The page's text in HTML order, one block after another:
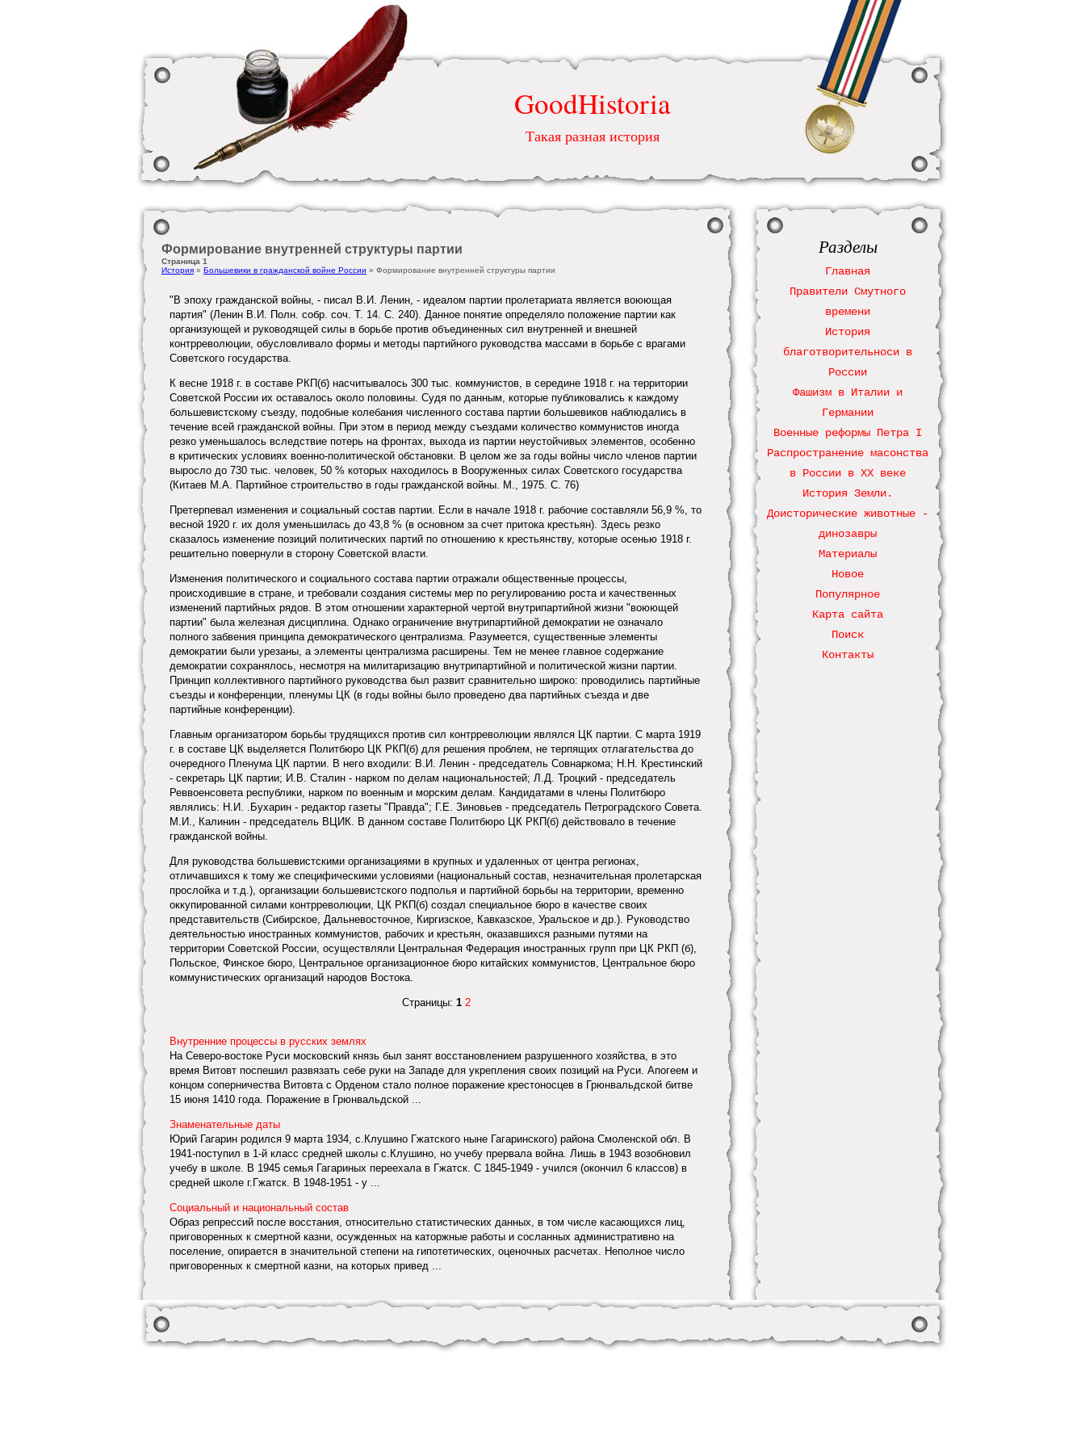
GoodHistoria
Такая разная история
Формирование внутренней структуры партии
Страница 1
История » Большевики в гражданской войне России » Формирование внутренней структуры партии
"В эпоху гражданской войны, - писал В.И. Ленин, - идеалом партии пролетариата является воюющая
партия" (Ленин В.И. Полн. собр. соч. Т. 14. С. 240). Данное понятие определяло положение партии как
организующей и руководящей силы в борьбе против объединенных сил внутренней и внешней
контрреволюции, обусловливало формы и методы партийного руководства массами в борьбе с врагами
Советского государства.
К весне 1918 г. в составе РКП(б) насчитывалось 300 тыс. коммунистов, в середине 1918 г. на территории
Советской России их оставалось около половины. Судя по данным, которые публиковались к каждому
большевистскому съезду, подобные колебания численного состава партии большевиков наблюдались в
течение всей гражданской войны. При этом в период между съездами количество коммунистов иногда
резко уменьшалось вследствие потерь на фронтах, выхода из партии неустойчивых элементов, особенно
в критических условиях военно-политической обстановки. В целом же за годы войны число членов партии
выросло до 730 тыс. человек, 50 % которых находилось в Вооруженных силах Советского государства
(Китаев М.А. Партийное строительство в годы гражданской войны. М., 1975. С. 76)
Претерпевал изменения и социальный состав партии. Если в начале 1918 г. рабочие составляли 56,9 %, то
весной 1920 г. их доля уменьшилась до 43,8 % (в основном за счет притока крестьян). Здесь резко
сказалось изменение позиций политических партий по отношению к крестьянству, которые осенью 1918 г.
решительно повернули в сторону Советской власти.
Изменения политического и социального состава партии отражали общественные процессы,
происходившие в стране, и требовали создания системы мер по регулированию роста и качественных
изменений партийных рядов. В этом отношении характерной чертой внутрипартийной жизни "воюющей
партии" была железная дисциплина. Однако ограничение внутрипартийной демократии не означало
полного забвения принципа демократического централизма. Разумеется, существенные элементы
демократии были урезаны, а элементы централизма расширены. Тем не менее главное содержание
демократии сохранялось, несмотря на милитаризацию внутрипартийной и политической жизни партии.
Принцип коллективного партийного руководства был развит сравнительно широко: проводились партийные
съезды и конференции, пленумы ЦК (в годы войны было проведено два партийных съезда и две
партийные конференции).
Главным организатором борьбы трудящихся против сил контрреволюции являлся ЦК партии. С марта 1919
г. в составе ЦК выделяется Политбюро ЦК РКП(б) для решения проблем, не терпящих отлагательства до
очередного Пленума ЦК партии. В него входили: В.И. Ленин - председатель Совнаркома; Н.Н. Крестинский
- секретарь ЦК партии; И.В. Сталин - нарком по делам национальностей; Л.Д. Троцкий - председатель
Реввоенсовета республики, нарком по военным и морским делам. Кандидатами в члены Политбюро
являлись: Н.И. .Бухарин - редактор газеты "Правда"; Г.Е. Зиновьев - председатель Петроградского Совета.
М.И., Калинин - председатель ВЦИК. В данном составе Политбюро ЦК РКП(б) действовало в течение
гражданской войны.
Для руководства большевистскими организациями в крупных и удаленных от центра регионах,
отличавшихся к тому же специфическими условиями (национальный состав, незначительная пролетарская
прослойка и т.д.), организации большевистского подполья и партийной борьбы на территории, временно
оккупированной силами контрреволюции, ЦК РКП(б) создал специальное бюро в качестве своих
представительств (Сибирское, Дальневосточное, Киргизское, Кавказское, Уральское и др.). Руководство
деятельностью иностранных коммунистов, рабочих и крестьян, оказавшихся разными путями на
территории Советской России, осуществляли Центральная Федерация иностранных групп при ЦК РКП (б),
Польское, Финское бюро, Центральное организационное бюро китайских коммунистов, Центральное бюро
коммунистических организаций народов Востока.
Страницы: 1 2
Внутренние процессы в русских землях
На Северо-востоке Руси московский князь был занят восстановлением разрушенного хозяйства, в это
время Витовт поспешил развязать себе руки на Западе для укрепления своих позиций на Руси. Апогеем и
концом соперничества Витовта с Орденом стало полное поражение крестоносцев в Грюнвальдской битве
15 июня 1410 года. Поражение в Грюнвальдской ...
Знаменательные даты
Юрий Гагарин родился 9 марта 1934, с.Клушино Гжатского ныне Гагаринского) района Смоленской обл. В
1941-поступил в 1-й класс средней школы с.Клушино, но учебу прервала война. Лишь в 1943 возобновил
учебу в школе. В 1945 семья Гагариных переехала в Гжатск. С 1845-1949 - учился (окончил 6 классов) в
средней школе г.Гжатск. В 1948-1951 - у ...
Социальный и национальный состав
Образ репрессий после восстания, относительно статистических данных, в том числе касающихся лиц,
приговоренных к смертной казни, осужденных на каторжные работы и сосланных административно на
поселение, опирается в значительной степени на гипотетических, оценочных расчетах. Неполное число
приговоренных к смертной казни, на которых привед ...
Разделы
Главная
Правители Смутного
времени
История
благотворительноси в
России
Фашизм в Италии и
Германии
Военные реформы Петра І
Распространение масонства
в России в ХХ веке
История Земли.
Доисторические животные -
динозавры
Материалы
Новое
Популярное
Карта сайта
Поиск
Контакты